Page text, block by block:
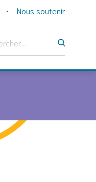
Nous soutenir